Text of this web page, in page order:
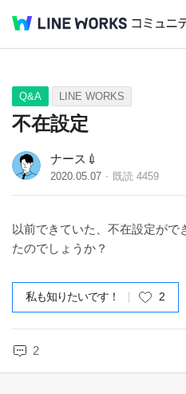
Q&A Tips Ideas
Q&A LINE WORKS
不在設定
ナース💉
2020.05.07 既読 4459
以前できていた、不在設定がで
たのでしょうか？
私も知りたいです！ 2
2